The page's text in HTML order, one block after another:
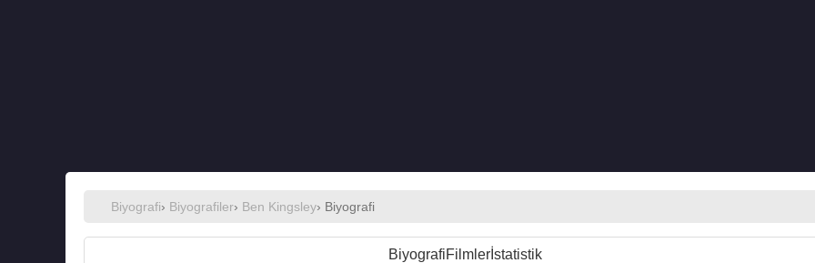
Biyografi› Biyografiler› Ben Kingsley› Biyografi
BiyografiFilmler İstatistik